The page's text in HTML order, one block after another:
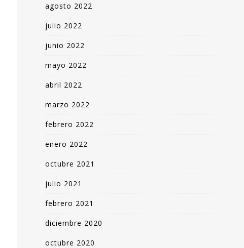
agosto 2022
julio 2022
junio 2022
mayo 2022
abril 2022
marzo 2022
febrero 2022
enero 2022
octubre 2021
julio 2021
febrero 2021
diciembre 2020
octubre 2020